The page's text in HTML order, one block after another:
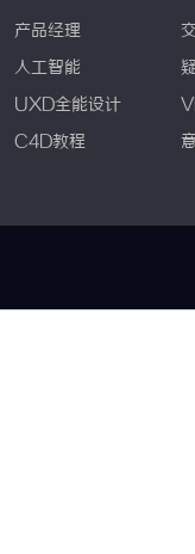
产品经理
人工智能
UXD全能设计
C4D教程